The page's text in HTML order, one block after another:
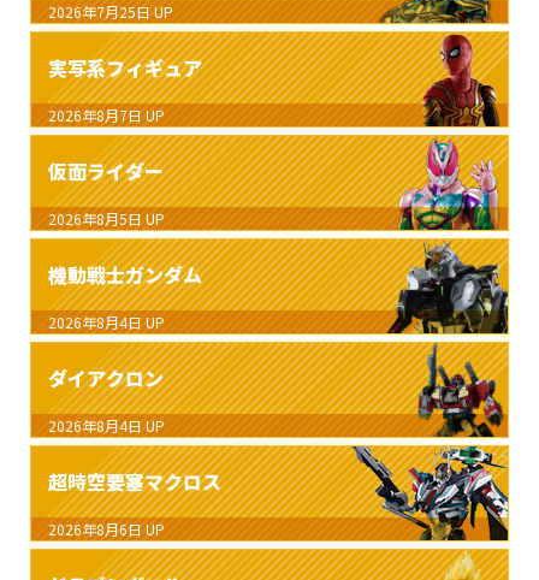
2026年7月25日 UP
実写系フィギュア
2026年8月7日 UP
仮面ライダー
2026年8月5日 UP
機動戦士ガンダム
2026年8月4日 UP
ダイアクロン
2026年8月4日 UP
超時空要塞マクロス
2026年8月6日 UP